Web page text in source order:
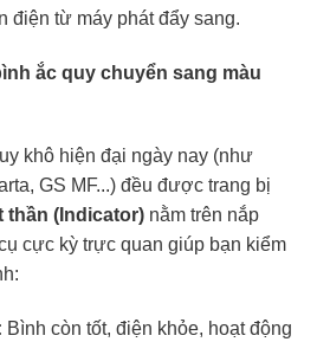
điện từ máy phát đẩy sang.
ắc quy chuyển sang màu
khô hiện đại ngày nay (như
GS MF...) đều được trang bị
thần (Indicator) nằm trên nắp
cực kỳ trực quan giúp bạn kiểm
Bình còn tốt, điện khỏe, hoạt động